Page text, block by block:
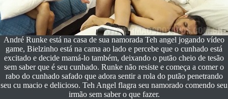
André Runke está na casa de sua namorada Teh angel jogando vídeo
game, Bielzinho está na cama ao lado e percebe que o cunhado está
excitado e decide mamá-lo também, deixando o putão cheio de tesão
sem saber que é seu cunhado. Runke não resiste e começa a comer o
rabo do cunhado safado que adora sentir a rola do putão penetrando
seu cu macio e delicioso. Teh Angel flagra seu namorado comendo seu
irmão sem saber o que fazer.